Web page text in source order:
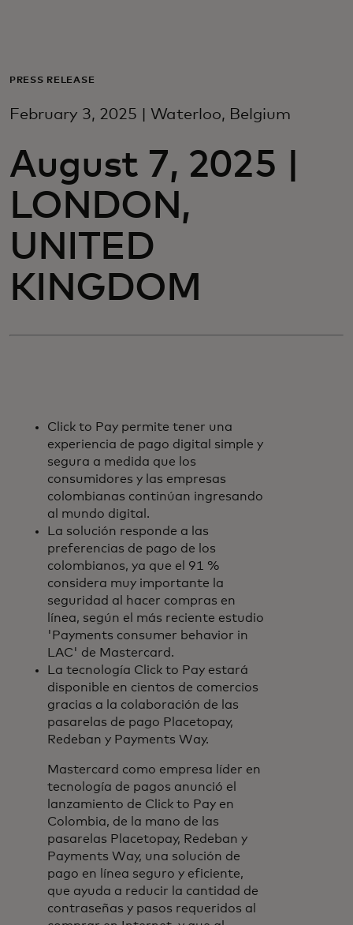
Για επιχειρήσεις
Για καινοτόμους
Νέα και τάσεις
PRESS RELEASE
February 3, 2025 | Waterloo, Belgium
August 7, 2025 |
LONDON,
UNITED
KINGDOM
Click to Pay permite tener una
experiencia de pago digital simple y
segura a medida que los
consumidores y las empresas
colombianas continúan ingresando
al mundo digital.
La solución responde a las
preferencias de pago de los
colombianos, ya que el 91 %
considera muy importante la
seguridad al hacer compras en
línea, según el más reciente estudio
'Payments consumer behavior in
LAC' de Mastercard.
La tecnología Click to Pay estará
disponible en cientos de comercios
gracias a la colaboración de las
pasarelas de pago Placetopay,
Redeban y Payments Way.
Mastercard como empresa líder en
tecnología de pagos anunció el
lanzamiento de Click to Pay en
Colombia, de la mano de las
pasarelas Placetopay, Redeban y
Payments Way, una solución de
pago en línea seguro y eficiente,
que ayuda a reducir la cantidad de
contraseñas y pasos requeridos al